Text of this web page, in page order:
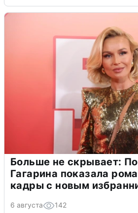
Больше не скрывает:
Гагарина показала
кадры с новым
6 августа 142